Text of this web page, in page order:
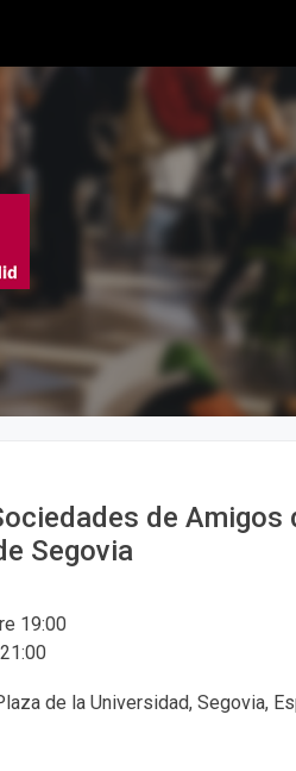
de Amigos
Segovia
19:00
de la Universidad, Segovia,